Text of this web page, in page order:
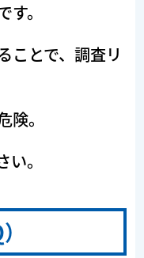
。
ことで、調査リ
。
。